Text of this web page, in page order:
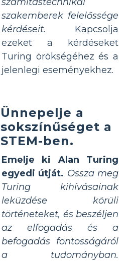
szakemberek felelőssége
kérdéseit. Kapcsolja
ezeket a kérdéseket
Turing örökségéhez és a
jelenlegi eseményekhez.
Ünnepelje a
sokszínűséget a
STEM-ben.
Emelje ki Alan Turing
egyedi útját. Ossza meg
Turing kihívásainak
leküzdése körüli
történeteket, és beszéljen
az elfogadás és a
befogadás fontosságáról
a tudományban.